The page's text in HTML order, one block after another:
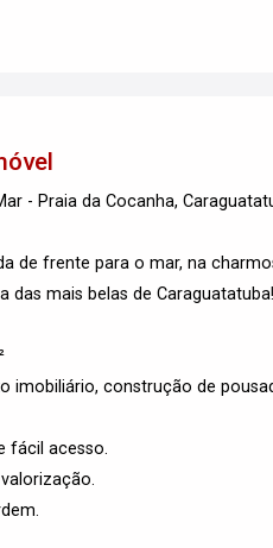
- Praia da Cocanha,
de frente para o mar, na
das mais belas de Caraguatatuba!
imobiliário, construção de
fácil acesso.